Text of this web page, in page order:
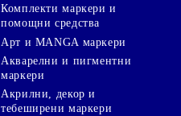
Комплекти маркери и
помощни средства
Арт и MANGA маркери
Акварелни и пигментни
маркери
Акрилни, декор и
тебеширени маркери